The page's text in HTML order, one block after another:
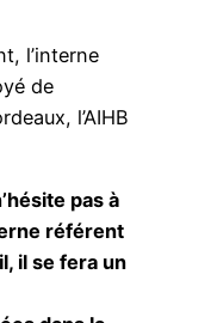
l’interne
de
l’AIHB
pas à
référent
il se fera un